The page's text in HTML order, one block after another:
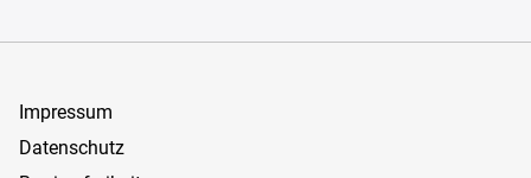
Impressum
Datenschutz